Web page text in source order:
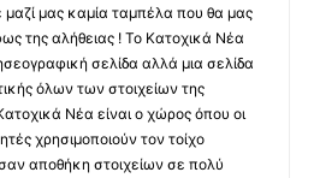
μαζί μας καμία ταμπέλα που θα μας
της αλήθειας ! Το Κατοχικά Νέα
σελίδα αλλά μια σελίδα
όλων των στοιχείων της
Νέα είναι ο χώρος όπου οι
χρησιμοποιούν τον τοίχο
αποθήκη στοιχείων σε πολύ